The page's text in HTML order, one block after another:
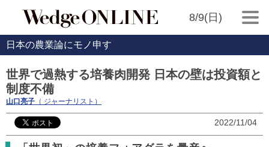
8/9(日)
日本の農業論にモノ申す
世界で過熱する培養肉開発 日本の壁は投資額と
制度不備
山口亮子 （ ジャーナリスト）
2022/11/04